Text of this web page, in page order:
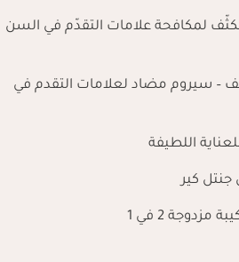
لمكافحة علامات التقدّم في السن
– سيروم مضاد لعلامات التقدم في
اللطيفة
جنتل كير
2 في 1